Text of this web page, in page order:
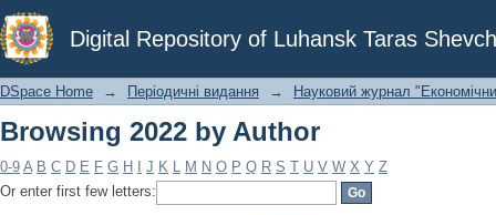
Digital Repository of Luhansk Taras
Browsing 2022 by Author
DSpace Home → Періодичні видання → Науковий журнал
Browsing 2022 by Author
0-9 A B C D E F G H J K L M N O P Q R S T U V W X Y Z
Or enter first few letters: